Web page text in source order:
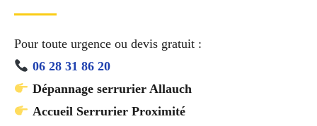
Pour toute urgence ou devis gratuit :
06 28 31 86 20
Dépannage serrurier Allauch
Accueil Serrurier Proximité